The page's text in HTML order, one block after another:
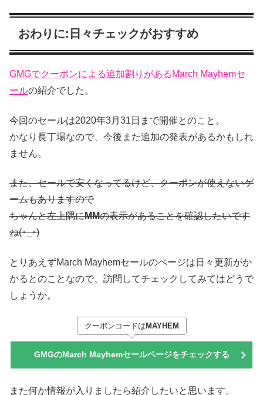
おわりに:日々チェックがおすすめ
GMGでクーポンによる追加割りがあるMarch Mayhemセ
ールの紹介でした。
今回のセールは2020年3月31日まで開催とのこと。
かなり長丁場なので、今後また追加の発表があるかもしれ
ません。
また、セールで安くなってるけど、クーポンが使えないゲ
ームもありますので
ちゃんと左上隅にMMの表示があることを確認したいです
ね(･_･)
とりあえずMarch Mayhemセールのページは日々更新がか
かるとのことなので、訪問してチェックしてみてはどうで
しょうか。
クーポンコードは MAYHEM
GMGのMarch Mayhemセールページをチェックする
また何か情報が入りましたら紹介したいと思います。